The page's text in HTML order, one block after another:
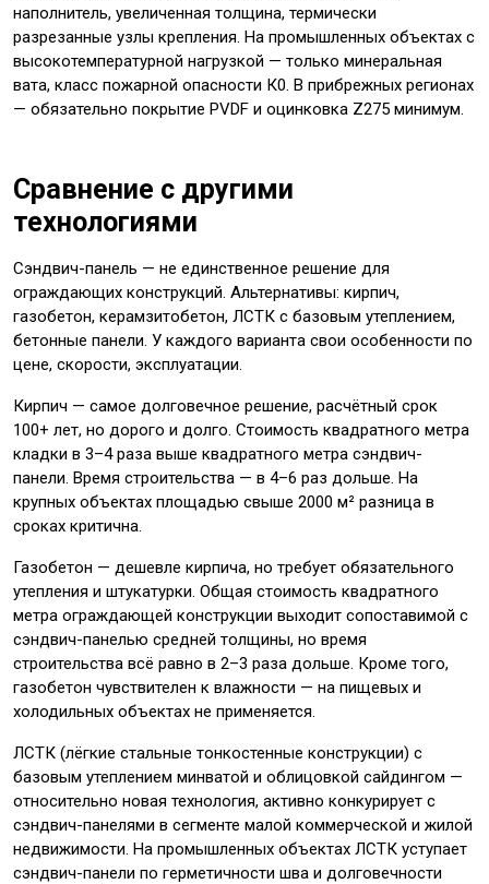
наполнитель, увеличенная толщина, термически
разрезанные узлы крепления. На промышленных объектах с
высокотемпературной нагрузкой — только минеральная
вата, класс пожарной опасности К0. В прибрежных регионах
— обязательно покрытие PVDF и оцинковка Z275 минимум.
Сравнение с другими
технологиями
Сэндвич-панель — не единственное решение для
ограждающих конструкций. Альтернативы: кирпич,
газобетон, керамзитобетон, ЛСТК с базовым утеплением,
бетонные панели. У каждого варианта свои особенности по
цене, скорости, эксплуатации.
Кирпич — самое долговечное решение, расчётный срок
100+ лет, но дорого и долго. Стоимость квадратного метра
кладки в 3–4 раза выше квадратного метра сэндвич-
панели. Время строительства — в 4–6 раз дольше. На
крупных объектах площадью свыше 2000 м² разница в
сроках критична.
Газобетон — дешевле кирпича, но требует обязательного
утепления и штукатурки. Общая стоимость квадратного
метра ограждающей конструкции выходит сопоставимой с
сэндвич-панелью средней толщины, но время
строительства всё равно в 2–3 раза дольше. Кроме того,
газобетон чувствителен к влажности — на пищевых и
холодильных объектах не применяется.
ЛСТК (лёгкие стальные тонкостенные конструкции) с
базовым утеплением минватой и облицовкой сайдингом —
относительно новая технология, активно конкурирует с
сэндвич-панелями в сегменте малой коммерческой и жилой
недвижимости. На промышленных объектах ЛСТК уступает
сэндвич-панели по герметичности шва и долговечности